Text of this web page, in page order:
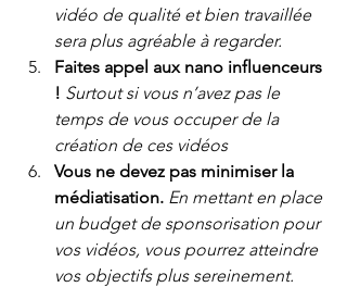
vidéo de qualité et bien travaillée
sera plus agréable à regarder.
Faites appel aux nano influenceurs
! Surtout si vous n’avez pas le
temps de vous occuper de la
création de ces vidéos
Vous ne devez pas minimiser la
médiatisation. En mettant en place
un budget de sponsorisation pour
vos vidéos, vous pourrez atteindre
vos objectifs plus sereinement.